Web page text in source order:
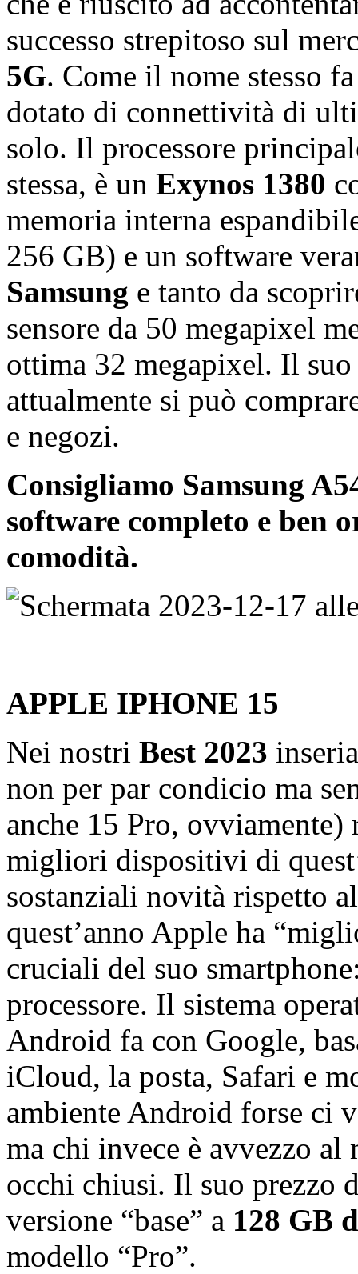
successo strepitoso sul
5G. Come il nome stesso
dotato di connettività di
solo. Il processore
stessa, è un Exynos 1380
memoria interna
256 GB) e un software
Samsung e tanto da
sensore da 50 megapixel
ottima 32 megapixel. Il
attualmente si può
e negozi.
Consigliamo Samsung
software completo e ben
comodità.
APPLE IPHONE 15
Nei nostri Best 2023
non per par condicio ma
anche 15 Pro, ovviamente)
migliori dispositivi di
sostanziali novità rispetto
quest’anno Apple ha
cruciali del suo
processore. Il sistema
Android fa con Google,
iCloud, la posta, Safari e
ambiente Android forse ci
ma chi invece è avvezzo
occhi chiusi. Il suo prezzo
versione “base” a 128 GB
modello “Pro”.